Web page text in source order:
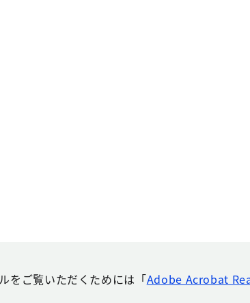
をご覧いただくためには「Adobe Acrobat